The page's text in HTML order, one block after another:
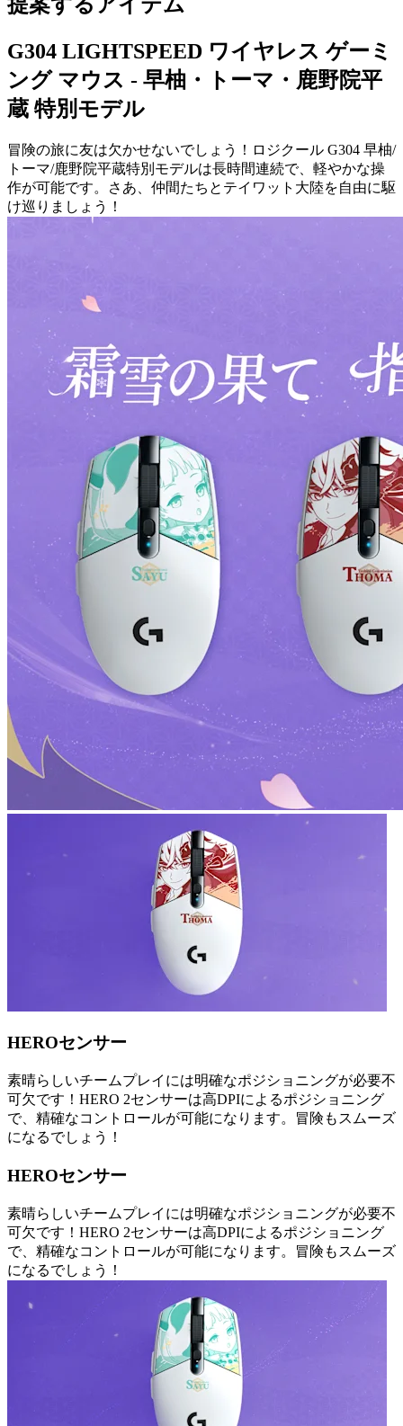
G304 LIGHTSPEED ワイヤレス ゲーミ
ング マウス - 早柚・トーマ・鹿野院平
蔵 特別モデル
冒険の旅に友は欠かせないでしょう！ロジクール G304 早柚/
トーマ/鹿野院平蔵特別モデルは長時間連続で、軽やかな操
作が可能です。さあ、仲間たちとテイワット大陸を自由に駆
け巡りましょう！
HEROセンサー
素晴らしいチームプレイには明確なポジショニングが必要不
可欠です！HERO 2センサーは高DPIによるポジショニング
で、精確なコントロールが可能になります。冒険もスムーズ
になるでしょう！
HEROセンサー
素晴らしいチームプレイには明確なポジショニングが必要不
可欠です！HERO 2センサーは高DPIによるポジショニング
で、精確なコントロールが可能になります。冒険もスムーズ
になるでしょう！